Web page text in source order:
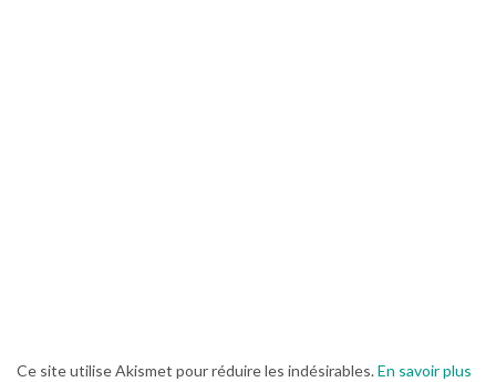
Ce site utilise Akismet pour réduire les indésirables.En savoir plus